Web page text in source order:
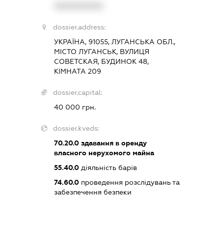
dossier.address:
УКРАЇНА, 91055, ЛУГАНСЬКА ОБЛ.,
МІСТО ЛУГАНСЬК, ВУЛИЦЯ
СОВЕТСКАЯ, БУДИНОК 48,
КІМНАТА 209
dossier.capital:
40 000 грн.
dossier.kveds:
70.20.0здавання в оренду
власного нерухомого майна
55.40.0діяльність барів
74.60.0проведення розслідувань та
забезпечення безпеки